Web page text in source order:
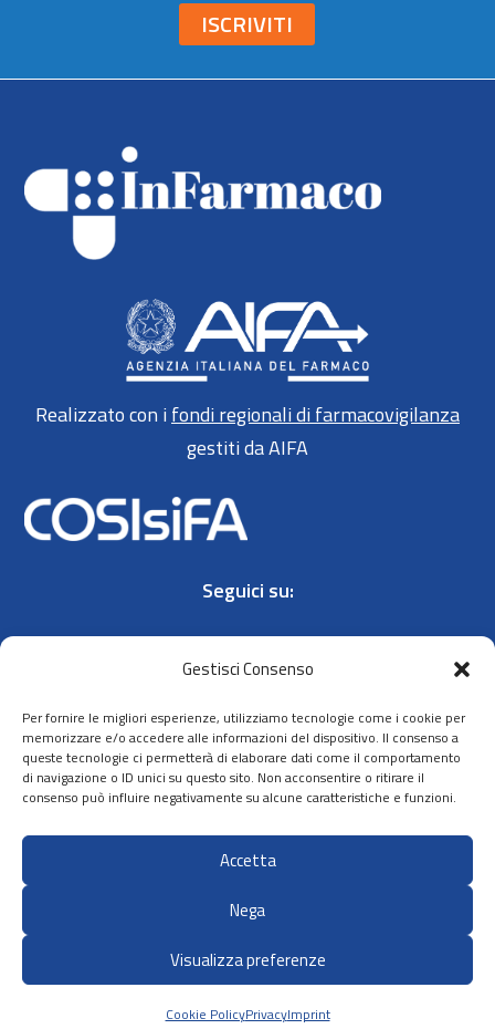
Gestisci Consenso
Per fornire le migliori esperienze, utilizziamo tecnologie come i cookie per
memorizzare e/o accedere alle informazioni del dispositivo. Il consenso a
queste tecnologie ci permetterà di elaborare dati come il comportamento
di navigazione o ID unici su questo sito. Non acconsentire o ritirare il
consenso può influire negativamente su alcune caratteristiche e funzioni.
Accetta
Nega
Visualizza preferenze
Cookie PolicyPrivacyImprint
ISCRIVITI
Realizzato con ifondi regionali di farmacovigilanza
gestiti da AIFA
Seguici su:
Contatti
Privacy policy
Cookie policy
Sito ideato, sviluppato e gestito da:Zadig srl Società Benefit